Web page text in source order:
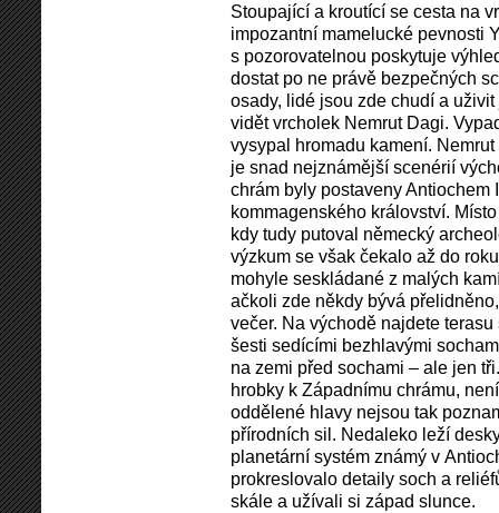
Stoupající a kroutící se cesta na
impozantní mamelucké pevnosti
s pozorovatelnou poskytuje
dostat po ne právě bezpečných
osady, lidé jsou zde chudí a
vidět vrcholek Nemrut Dagi.
vysypal hromadu kamení.
je snad nejznámější scenérií
chrám byly postaveny Antiochem
kommagenského království.
kdy tudy putoval německý
výzkum se však čekalo až do
mohyle seskládané z malých
ačkoli zde někdy bývá
večer. Na východě najdete
šesti sedícími bezhlavými
na zemi před sochami – ale jen
hrobky k Západnímu chrámu,
oddělené hlavy nejsou tak
přírodních sil. Nedaleko leží
planetární systém známý v
prokreslovalo detaily soch a
skále a užívali si západ slunce.